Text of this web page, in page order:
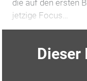
die auf den ersten
jetzige Focus…
Dieser